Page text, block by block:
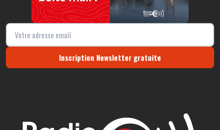
Inscription Newsletter gratuite